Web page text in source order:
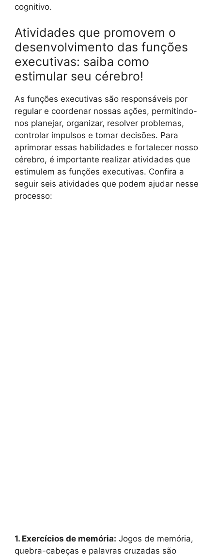
cognitivo.
Atividades que promovem o
desenvolvimento das funções
executivas: saiba como
estimular seu cérebro!
As funções executivas são responsáveis por
regular e coordenar nossas ações, permitindo-
nos planejar, organizar, resolver problemas,
controlar impulsos e tomar decisões. Para
aprimorar essas habilidades e fortalecer nosso
cérebro, é importante realizar atividades que
estimulem as funções executivas. Confira a
seguir seis atividades que podem ajudar nesse
processo:
1. Exercícios de memória: Jogos de memória,
quebra-cabeças e palavras cruzadas são